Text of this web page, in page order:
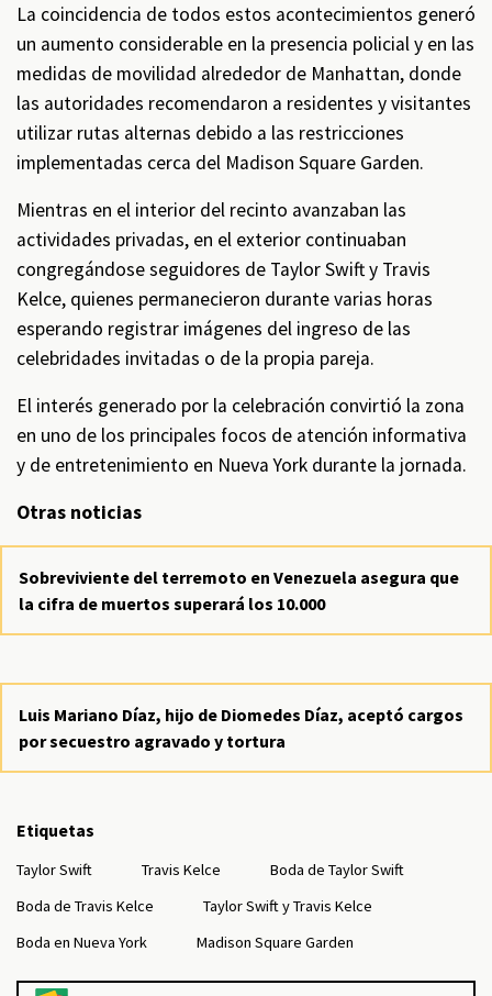
La coincidencia de todos estos acontecimientos generó
un aumento considerable en la presencia policial y en las
medidas de movilidad alrededor de Manhattan, donde
las autoridades recomendaron a residentes y visitantes
utilizar rutas alternas debido a las restricciones
implementadas cerca del Madison Square Garden.
Mientras en el interior del recinto avanzaban las
actividades privadas, en el exterior continuaban
congregándose seguidores de Taylor Swift y Travis
Kelce, quienes permanecieron durante varias horas
esperando registrar imágenes del ingreso de las
celebridades invitadas o de la propia pareja.
El interés generado por la celebración convirtió la zona
en uno de los principales focos de atención informativa
y de entretenimiento en Nueva York durante la jornada.
Otras noticias
Sobreviviente del terremoto en Venezuela asegura que
la cifra de muertos superará los 10.000
Luis Mariano Díaz, hijo de Diomedes Díaz, aceptó cargos
por secuestro agravado y tortura
Etiquetas
Taylor Swift Travis Kelce
Boda de Taylor Swift
Boda de Travis Kelce
Taylor Swift y Travis Kelce
Boda en Nueva York
Madison Square Garden